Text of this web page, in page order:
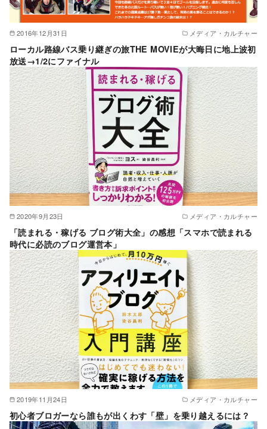
2016年12月31日 メディア・カルチャー
ローカル路線バス乗り継ぎの旅THE MOVIEが大晦日に地上波初
放送→1/2にファイナル
2020年9月23日 メディア・カルチャー
「読まれる・稼げる ブログ術大全」の感想「スマホで読まれる
時代に必読のブログ運営本」
2019年11月24日 メディア・カルチャー
初心者ブロガーなら誰もが出くわす「壁」を乗り越えるには？